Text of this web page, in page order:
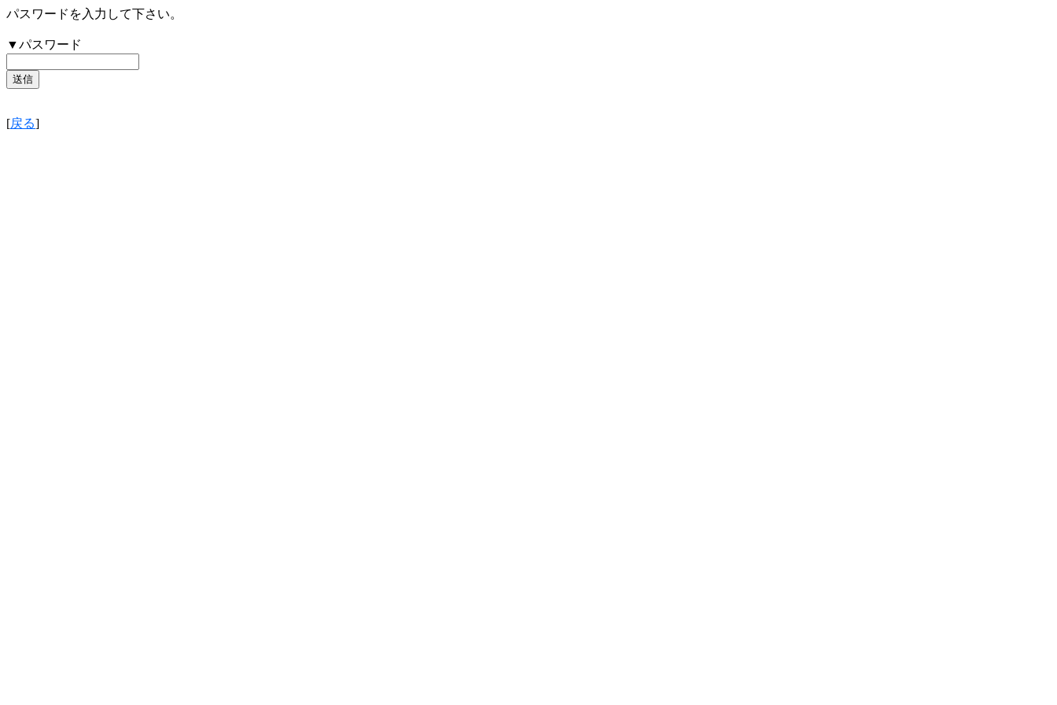
パスワードを入力して下さい。
▼パスワード
[戻る]